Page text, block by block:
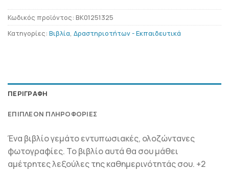
Κωδικός προϊόντος: BK01251325
Κατηγορίες: Βιβλία, Δραστηριοτήτων - Εκπαιδευτικά
ΠΕΡΙΓΡΑΦΉ
ΕΠΙΠΛΈΟΝ ΠΛΗΡΟΦΟΡΊΕΣ
Ένα βιβλίο γεμάτο εντυπωσιακές, ολοζώντανες
φωτογραφίες. Το βιβλίο αυτά θα σου μάθει
αμέτρητες λεξούλες της καθημερινότητάς σου. +2